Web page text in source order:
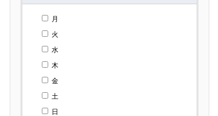
月
火
水
木
金
土
日